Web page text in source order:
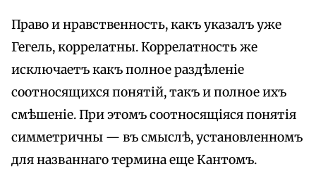
Право и нравственность, какъ указалъ уже
Гегель, коррелатны. Коррелатность же
исключаетъ какъ полное раздѣленіе
соотносящихся понятій, такъ и полное ихъ
смѣшеніе. При этомъ соотносящіяся понятія
симметричны — въ смыслѣ, установленномъ
для названнаго термина еще Кантомъ.